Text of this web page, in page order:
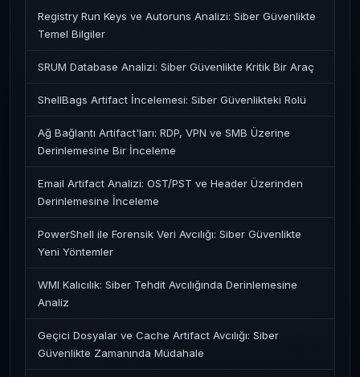
Registry Run Keys ve Autoruns Analizi: Siber Güvenlikte
Temel Bilgiler
SRUM Database Analizi: Siber Güvenlikte Kritik Bir Araç
ShellBags Artifact İncelemesi: Siber Güvenlikteki Rolü
Ağ Bağlantı Artifact'ları: RDP, VPN ve SMB Üzerine
Derinlemesine Bir İnceleme
Email Artifact Analizi: OST/PST ve Header Üzerinden
Derinlemesine İnceleme
PowerShell ile Forensik Veri Avcılığı: Siber Güvenlikte
Yeni Yöntemler
WMI Kalıcılık: Siber Tehdit Avcılığında Derinlemesine
Analiz
Geçici Dosyalar ve Cache Artifact Avcılığı: Siber
Güvenlikte Zamanında Müdahale